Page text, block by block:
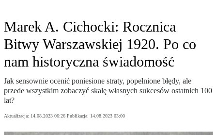
Marek A. Cichocki: Rocznica
Bitwy Warszawskiej 1920. Po co
nam historyczna świadomość
Jak sensownie ocenić poniesione straty, popełnione błędy, ale
przede wszystkim zobaczyć skalę własnych sukcesów ostatnich 100
lat?
Aktualizacja: 14.08.2023 06:26 Publikacja: 14.08.2023 03:00